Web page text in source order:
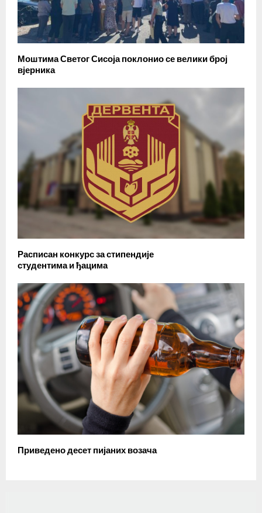
Моштима Светог Сисоја поклонио се велики број
вјерника
Расписан конкурс за стипендије
студентима и ђацима
Приведено десет пијаних возача